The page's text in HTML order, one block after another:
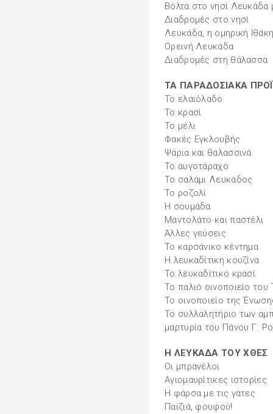
Βόλτα στο νησί Λευκάδα
Διαδρομές στο νησί
Λευκάδα, η ομηρική
Ορεινή Λευκάδα
Διαδρομές στη θάλασσα
ΤΑ ΠΑΡΑΔΟΣΙΑΚΑ
Το ελαιόλαδο
Το κρασί
Το μέλι
Φακές Εγκλουβής
Ψάρια και θαλασσινά
Το αυγοτάραχο
Το σαλάμι Λευκάδος
Το ροζολί
Η σουμάδα
Μαντολάτο και παστέλι
Άλλες γεύσεις
Το καρσάνικο κέντημα
Η λευκαδίτικη κουζίνα
Το λευκαδίτικο κρασί
Το παλιό οινοποιείο
Το οινοποιείο της
To συλλαλητήριο των
μαρτυρία του Πάνου Γ.
Η ΛΕΥΚΑΔΑ ΤΟΥ ΧΘΕΣ
Οι μπρανέλοι
Αγιομαυρίτικες ιστορίες
Η φάρσα με τις γάτες
Παιζιά, φουφού!